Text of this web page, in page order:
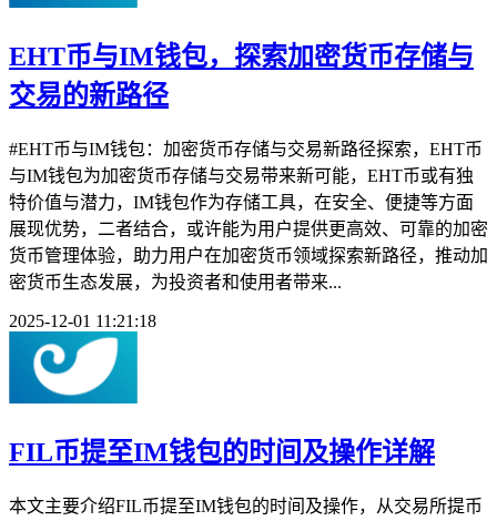
EHT币与IM钱包，探索加密货币存储与
交易的新路径
#EHT币与IM钱包：加密货币存储与交易新路径探索，EHT币
与IM钱包为加密货币存储与交易带来新可能，EHT币或有独
特价值与潜力，IM钱包作为存储工具，在安全、便捷等方面
展现优势，二者结合，或许能为用户提供更高效、可靠的加密
货币管理体验，助力用户在加密货币领域探索新路径，推动加
密货币生态发展，为投资者和使用者带来...
2025-12-01 11:21:18
FIL币提至IM钱包的时间及操作详解
本文主要介绍FIL币提至IM钱包的时间及操作，从交易所提币